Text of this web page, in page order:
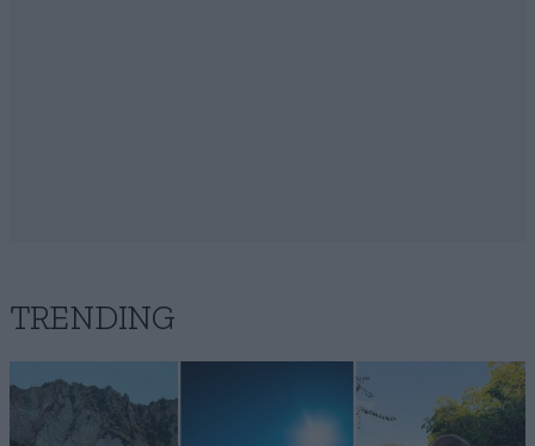
TRENDING